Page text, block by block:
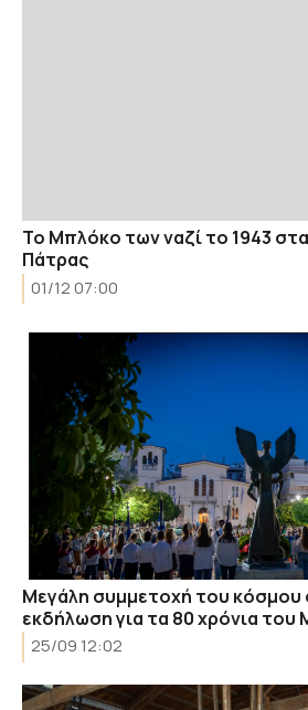
Το Μπλόκο των ναζί το 1943
Πάτρας
01/12 07:00
Μεγάλη συμμετοχή του κόσμου
εκδήλωση για τα 80 χρόνια του
25/09 12:02